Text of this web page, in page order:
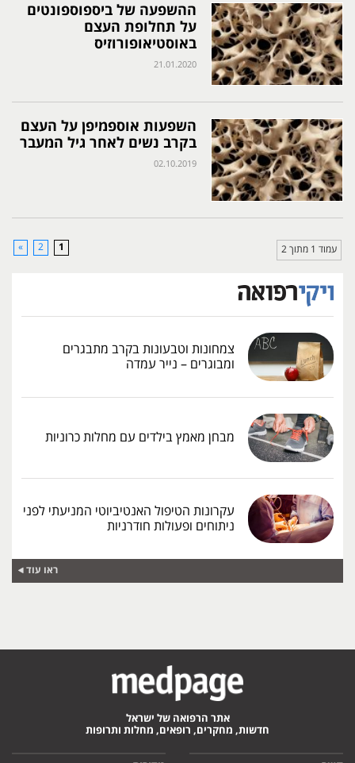
ההשפעה של ביספוספונטים
על תחלופת העצם
באוסטיאופורוזיס
21.01.2020
השפעות אוספמיפן על העצם
בקרב נשים לאחר גיל המעבר
02.10.2019
עמוד 1 מתוך 2 1
2
»
צמחונות וטבעונות בקרב מתבגרים
ומבוגרים – נייר עמדה
מבחן מאמץ בילדים עם מחלות כרוניות
עקרונות הטיפול האנטיביוטי המניעתי לפני
ניתוחים ופעולות חודרניות
ראו עוד
אתר הרפואה של ישראל
חדשות, מחקרים, רופאים, מחלות ותרופות